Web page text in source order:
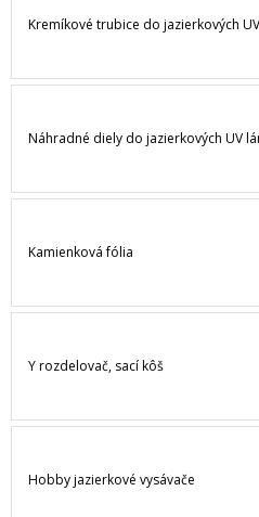
Kremíkové trubice do jazierkových
Náhradné diely do jazierkových UV
Kamienková fólia
Y rozdelovač, sací kôš
Hobby jazierkové vysávače